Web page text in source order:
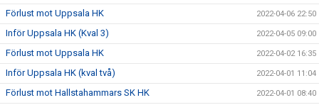
Förlust mot Uppsala HK 2022-04-06 22:50
Inför Uppsala HK (Kval 3) 2022-04-05 09:00
Förlust mot Uppsala HK 2022-04-02 16:35
Inför Uppsala HK (kval två) 2022-04-01 11:04
Förlust mot Hallstahammars SK HK 2022-04-01 08:40